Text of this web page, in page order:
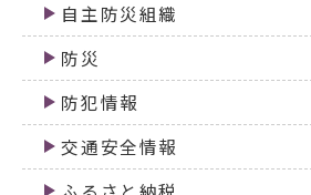
自主防災組織
防災
防犯情報
交通安全情報